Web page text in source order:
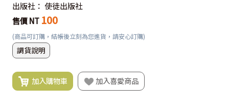
出版社： 使徒出版社
售價 NT 100
(商品可訂購，結帳後立刻為您進貨，請安心訂購)
調貨說明
加入購物車 加入喜愛商品